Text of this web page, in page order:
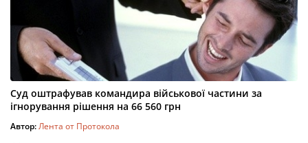
Суд оштрафував командира військової частини за
ігнорування рішення на 66 560 грн
Автор:Лента от Протокола